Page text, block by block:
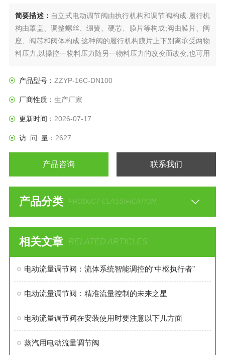
简要描述： 自立式电动调节阀由执行机构和调节阀构成.履行机
构由罩盖、调整螺丝、绷簧、硬芯、膜片等构成;阀由膜片、阀
座、阀芯和阀体构成.这种阀的履行机构膜片上下别离承受两物
料压力,以操控一物料压力随另一物料压力的改变而改变,也可用
值。
产品型号： ZZYP-16C-DN100
厂商性质： 生产厂家
更新时间： 2026-07-17
访 问 量： 2627
产品咨询 联系我们
产品分类 PRODUCT CLASSIFICATION
相关文章 RELATED ARTICLES
电动流量调节阀：流体系统智能调控的“中枢执行者”
电动流量调节阀：精准流量控制的未来之星
电动流量调节阀在安装使用时要注意以下几方面
蒸汽用电动流量调节阀